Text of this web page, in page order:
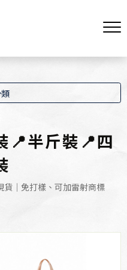
📍半斤裝📍四
貨｜免打樣、可加雷射商標